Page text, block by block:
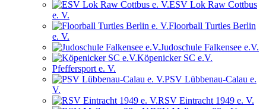
ESV Lok Raw Cottbus
e. V.
Floorball Turtles Berlin
e. V.
Judoschule Falkensee e.V.
Köpenicker SC e.V.
Pfeffersport e. V.
PSV Lübbenau-Calau e.
V.
RSV Eintracht 1949 e. V.